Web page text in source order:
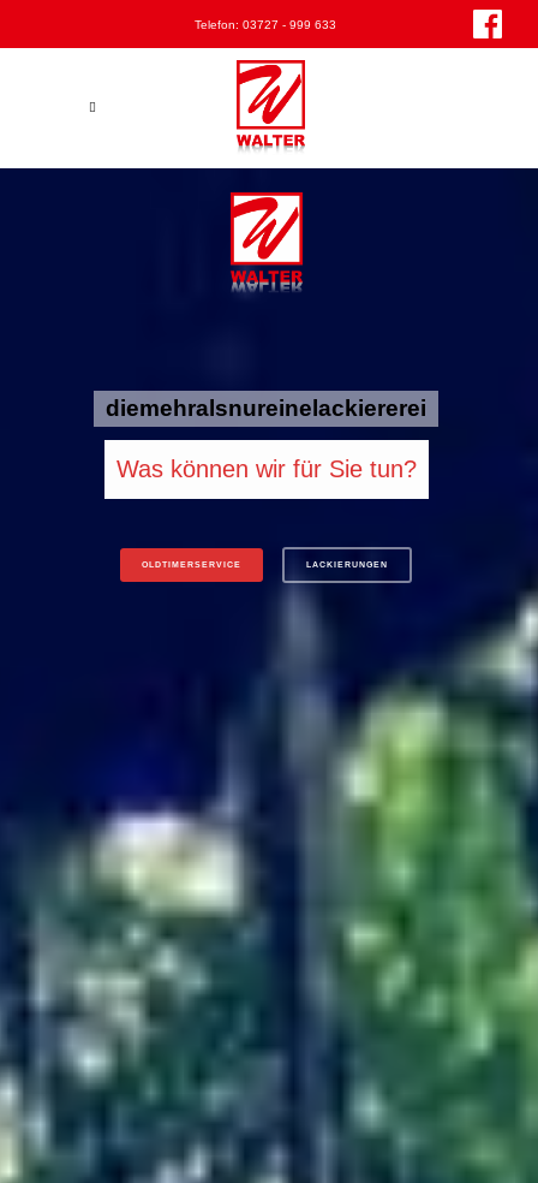
Telefon: 03727 - 999 633
diemehralsnureinelackiererei
Was können wir für Sie tun?
OLDTIMERSERVICE LACKIERUNGEN